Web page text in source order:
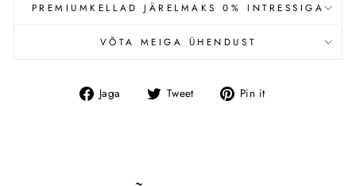
PREMIUMKELLAD JÄRELMAKS 0% INTRESSIGA
VÕTA MEIGA ÜHENDUST
Jaga
Jaga
Tweet Tweet Pin it